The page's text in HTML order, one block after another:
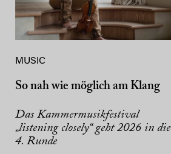
MUSIC
So nah wie möglich am Klang
Das Kammermusikfestival
„listening closely“ geht 2026 in die
4. Runde